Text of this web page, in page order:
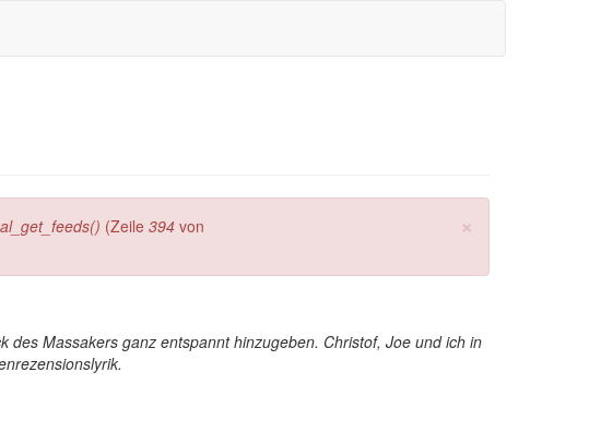
×
(Zeile 394 von
Massakers ganz entspannt hinzugeben. Christof, Joe und ich in